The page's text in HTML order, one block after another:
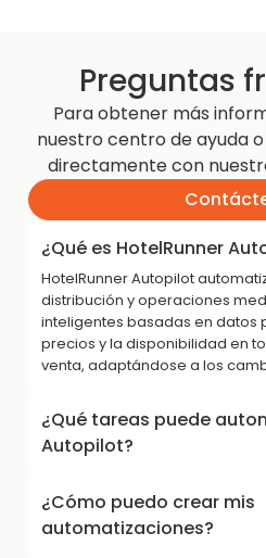
Preguntas
Para obtener más
nuestro centro de ayuda
directamente con
¿Qué es HotelRunner
HotelRunner Autopilot
distribución y operaciones
inteligentes basadas en datos
precios y la disponibilidad en
venta, adaptándose a los
¿Qué tareas puede
Autopilot?
¿Cómo puedo crear mis
automatizaciones?